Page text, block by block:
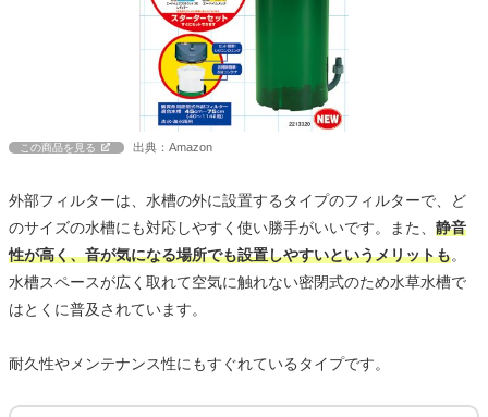
この商品を見る 出典：Amazon
外部フィルターは、水槽の外に設置するタイプのフィルターで、ど
のサイズの水槽にも対応しやすく使い勝手がいいです。また、 静音
性が高く、音が気になる場所でも設置しやすいというメリットも。
水槽スペースが広く取れて空気に触れない密閉式のため水草水槽で
はとくに普及されています。
耐久性やメンテナンス性にもすぐれているタイプです。